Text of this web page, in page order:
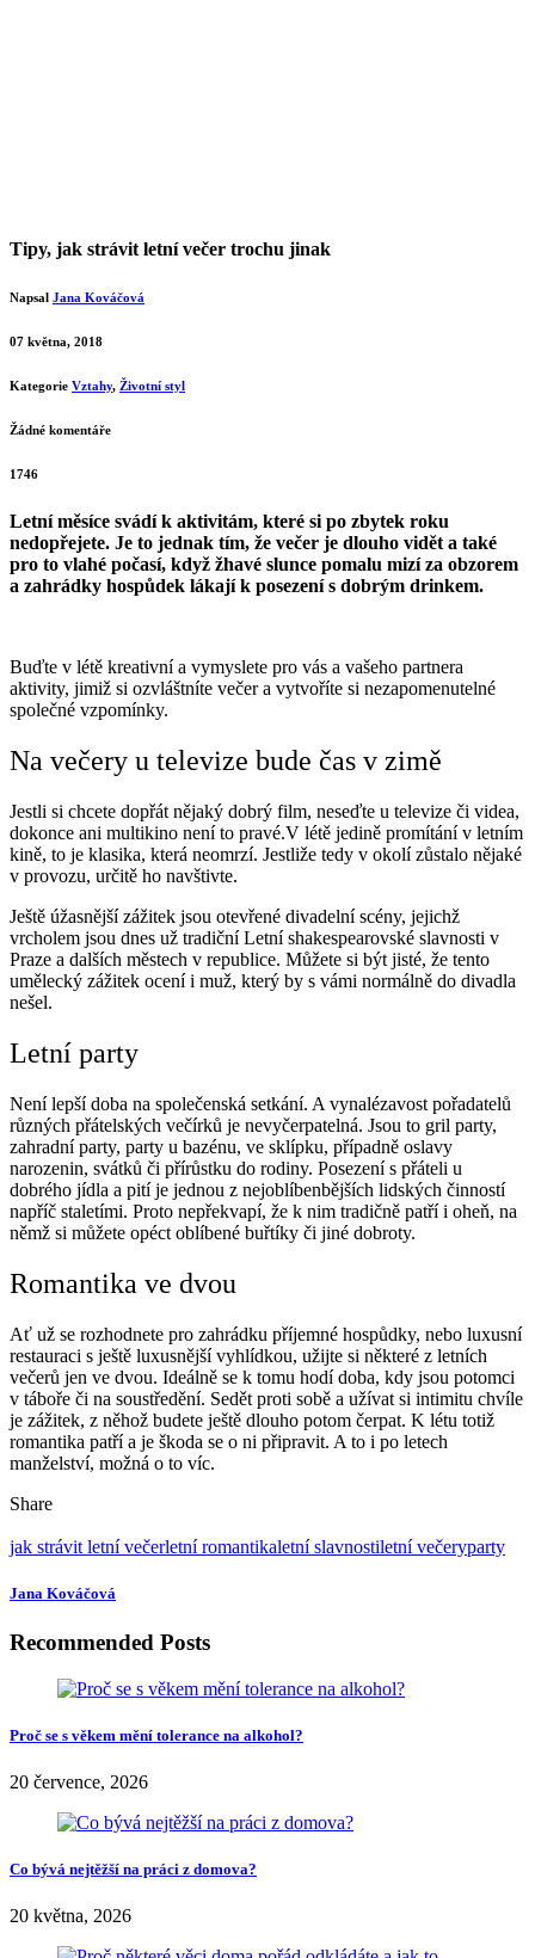
Tipy, jak strávit letní večer trochu jinak
Napsal Jana Kováčová
07 května, 2018
Kategorie Vztahy, Životní styl
Žádné komentáře
1746
Letní měsíce svádí k aktivitám, které si po zbytek roku
nedopřejete. Je to jednak tím, že večer je dlouho vidět a také
pro to vlahé počasí, když žhavé slunce pomalu mizí za obzorem
a zahrádky hospůdek lákají k posezení s dobrým drinkem.
Buďte v létě kreativní a vymyslete pro vás a vašeho partnera
aktivity, jimiž si ozvláštníte večer a vytvoříte si nezapomenutelné
společné vzpomínky.
Na večery u televize bude čas v zimě
Jestli si chcete dopřát nějaký dobrý film, neseďte u televize či videa,
dokonce ani multikino není to pravé.V létě jedině promítání v letním
kině, to je klasika, která neomrzí. Jestliže tedy v okolí zůstalo nějaké
v provozu, určitě ho navštivte.
Ještě úžasnější zážitek jsou otevřené divadelní scény, jejichž
vrcholem jsou dnes už tradiční Letní shakespearovské slavnosti v
Praze a dalších městech v republice. Můžete si být jisté, že tento
umělecký zážitek ocení i muž, který by s vámi normálně do divadla
nešel.
Letní party
Není lepší doba na společenská setkání. A vynalézavost pořadatelů
různých přátelských večírků je nevyčerpatelná. Jsou to gril party,
zahradní party, party u bazénu, ve sklípku, případně oslavy
narozenin, svátků či přírůstku do rodiny. Posezení s přáteli u
dobrého jídla a pití je jednou z nejoblíbenbějších lidských činností
napříč staletími. Proto nepřekvapí, že k nim tradičně patří i oheň, na
němž si můžete opéct oblíbené buřtíky či jiné dobroty.
Romantika ve dvou
Ať už se rozhodnete pro zahrádku příjemné hospůdky, nebo luxusní
restauraci s ještě luxusnější vyhlídkou, užijte si některé z letních
večerů jen ve dvou. Ideálně se k tomu hodí doba, kdy jsou potomci
v táboře či na soustředění. Sedět proti sobě a užívat si intimitu chvíle
je zážitek, z něhož budete ještě dlouho potom čerpat. K létu totiž
romantika patří a je škoda se o ni připravit. A to i po letech
manželství, možná o to víc.
Share
jak strávit letní večerletní romantikaletní slavnostiletní večeryparty
Jana Kováčová
Recommended Posts
Proč se s věkem mění tolerance na alkohol?
20 července, 2026
Co bývá nejtěžší na práci z domova?
20 května, 2026